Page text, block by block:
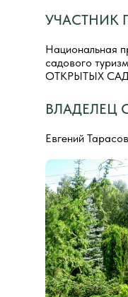
Национальная
садового
ОТКРЫТЫХ
УЧАСТНИК
ВЛАДЕЛЕЦ
Евгений Тарасов